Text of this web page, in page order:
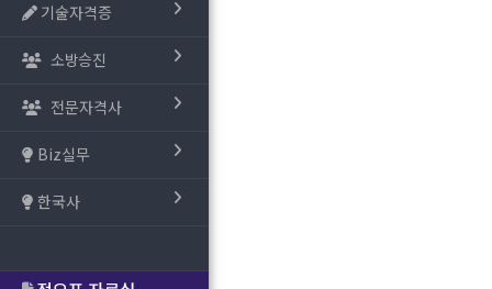
기술자격증
소방승진
전문자격사
Biz실무
한국사